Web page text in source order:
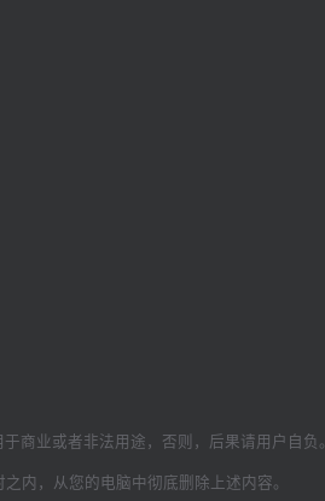
商业或者非法用途，否则，后果请用户自负。
内，从您的电脑中彻底删除上述内容。